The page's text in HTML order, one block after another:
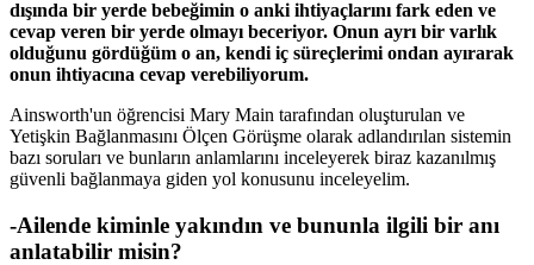
dışında bir yerde bebeğimin o anki ihtiyaçlarını fark eden ve
cevap veren bir yerde olmayı beceriyor. Onun ayrı bir varlık
olduğunu gördüğüm o an, kendi iç süreçlerimi ondan ayırarak
onun ihtiyacına cevap verebiliyorum.
Ainsworth'un öğrencisi Mary Main tarafından oluşturulan ve
Yetişkin Bağlanmasını Ölçen Görüşme olarak adlandırılan sistemin
bazı soruları ve bunların anlamlarını inceleyerek biraz kazanılmış
güvenli bağlanmaya giden yol konusunu inceleyelim.
-Ailende kiminle yakındın ve bununla ilgili bir anı
anlatabilir misin?